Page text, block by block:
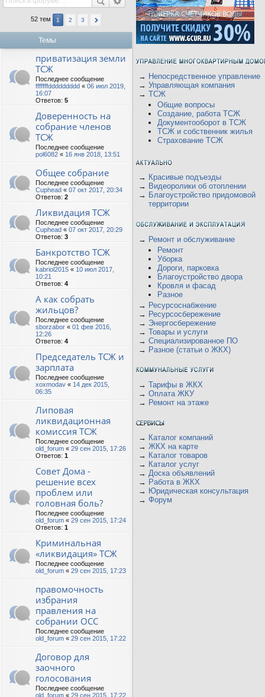
52 тем 1 2 3
Темы
приватизация земли
ТСЖ
Последнее сообщение
fffffffddddddddd « 06 июл 2019,
16:07
Ответов: 5
Доверенность на
собрание членов
ТСЖ
Последнее сообщение
pol6082 « 16 янв 2018, 13:51
Общее собрание
Последнее сообщение
Cuphead « 07 окт 2017, 20:34
Ответов: 2
Ликвидация ТСЖ
Последнее сообщение
Cuphead « 07 окт 2017, 20:29
Ответов: 3
Банкротство ТСЖ
Последнее сообщение
kabriol2015 « 10 июл 2017,
10:21
Ответов: 4
А как собрать
жильцов?
Последнее сообщение
sborzabor « 01 фев 2016,
12:26
Ответов: 4
Председатель ТСЖ и
зарплата
Последнее сообщение
xoxmodav « 14 дек 2015,
06:35
Липовая
ликвидационная
комиссия ТСЖ
Последнее сообщение
old_forum « 29 сен 2015, 17:26
Ответов: 1
Совет Дома -
решение всех
проблем или
головная боль?
Последнее сообщение
old_forum « 29 сен 2015, 17:24
Ответов: 1
Криминальная
«ликвидация» ТСЖ
Последнее сообщение
old_forum « 29 сен 2015, 17:23
правомочность
избрания
правления на
собрании ОСС
Последнее сообщение
old_forum « 29 сен 2015, 17:22
Договор для
заочного
голосования
Последнее сообщение
old_forum « 29 сен 2015, 17:22
→ Непосредственное управление
→ Управляющая компания
→ ТСЖ
Общие вопросы
Создание, работа ТСЖ
Документооборот в ТСЖ
ТСЖ и собственник жилья
Страхование ТСЖ
→ Красивые подъезды
→ Видеоролики об отоплении
→ Благоустройство придомовой
территории
→ Ремонт и обслуживание
Ремонт
Уборка
Дороги, парковка
Благоустройство двора
Кровля и фасад
Разное
→ Ресурсоснабжение
→ Ресурсосбережение
→ Энергосбережение
→ Товары и услуги
→ Специализированное ПО
→ Разное (статьи о ЖКХ)
→ Тарифы в ЖКХ
→ Оплата ЖКУ
→ Ремонт на этаже
→ Каталог компаний
→ ЖКХ на карте
→ Каталог товаров
→ Каталог услуг
→ Доска объявлений
→ Работа в ЖКХ
→ Юридическая консультация
→ Форум